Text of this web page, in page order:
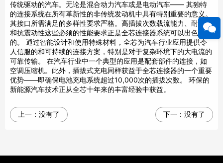
传统驱动的汽车。无论是混合动力汽车或是电动汽车—— 其独特
的连接系统在所有革新性的非传统发动机中具有特别重要的意义。
其接口所需满足的多样性要求严格。高插拔次数载流能力、耐热性
和抗震动性这些必须的性能要求正是全芯连接器系统可以出色提供
的。 通过智能设计和使用特殊材料，全芯为汽车行业应用提供令
人信服的和可持续的连接方案，特别是对于复杂环境下的大电流的
可靠传输。 在汽车行业中一个典型的应用是配套部件的连接，如
空调压缩机。此外，插拔式充电同样获益于全芯连接器的一个重要
优势——即确保电池充电系统超过10,000次的插拔次数。 环保的
新能源汽车技术正从全芯十年来的丰富经验中获益。
上一： 没有了 下一： 没有了